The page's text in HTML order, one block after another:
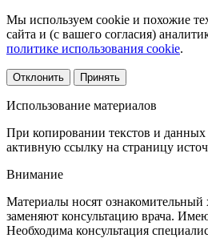
Мы используем cookie и похожие
сайта и (с вашего согласия)
политике использования cookie.
Отклонить Принять
Использование материалов
При копировании текстов и данных
активную ссылку на страницу
Внимание
Материалы носят ознакомительный
заменяют консультацию врача.
Необходима консультация